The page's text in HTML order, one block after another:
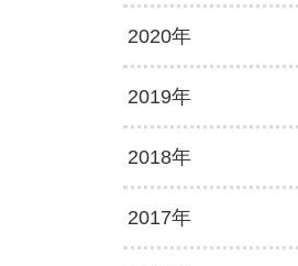
2026年3月
2026年2月
2026年1月
2025年8月
2025年7月
2025年6月
2025年5月
2024年9月
2024年8月
2024年7月
2024年6月
2023年10月
2023年9月
2023年8月
2023年7月
2022年11月
2022年10月
2022年9月
2022年8月
2021年12月
2021年11月
2021年10月
2021年9月
2020年
2020年12月
2020年11月
2020年10月
2019年
2019年12月
2019年11月
2018年
2018年12月
2017年